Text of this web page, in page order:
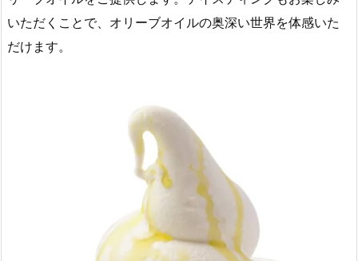
いただくことで、オリーブオイルの奥深い世界を体感いた
だけます。